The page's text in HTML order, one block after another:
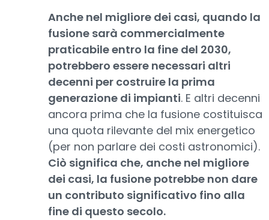
Anche nel migliore dei casi, quando la
fusione sarà commercialmente
praticabile entro la fine del 2030,
potrebbero essere necessari altri
decenni per costruire la prima
generazione di impianti. E altri decenni
ancora prima che la fusione costituisca
una quota rilevante del mix energetico
(per non parlare dei costi astronomici).
Ciò significa che, anche nel migliore
dei casi, la fusione potrebbe non dare
un contributo significativo fino alla
fine di questo secolo.